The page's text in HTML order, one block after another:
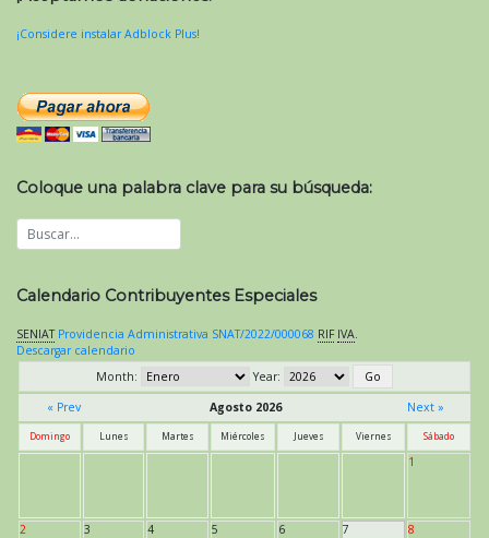
¡Considere instalar Adblock Plus!
Coloque una palabra clave para su búsqueda:
Calendario Contribuyentes Especiales
SENIAT Providencia Administrativa SNAT/2022/000068 RIF IVA
Descargar calendario
Month:
Year:
« Prev
Agosto 2026 Next »
Domingo Lunes Martes Miércoles Jueves Viernes Sábado
1
2 3 4 5 6 7 8